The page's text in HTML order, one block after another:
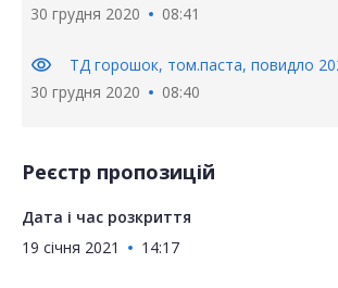
30 грудня 2020
08:41
visibility
ТД горошок, том.паста, повидло
30 грудня 2020
08:40
Реєстр пропозицій
Дата і час розкриття
19 січня 2021
14:17